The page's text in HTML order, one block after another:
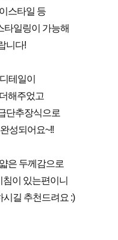
스타일 등
타일링이 가능해
니다!
테일이
해주었고
단추장식으로
성되어요~!!
은 두께감으로
이 있는편이니
길 추천드려요 :)